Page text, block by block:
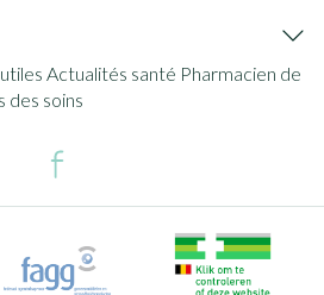
Actualités santé Pharmacien de
des soins